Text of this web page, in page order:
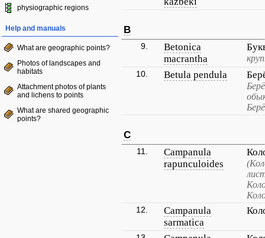
physiographic regions
Help and manuals
What are geographic points?
Photos of landscapes and
habitats
Attachment photos of plants
and lichens to points
What are shared geographic
points?
B
9.
Betonica
macrantha
10. Betula pendula
C
11.
Campanula
rapunculoides
12.
Campanula
sarmatica